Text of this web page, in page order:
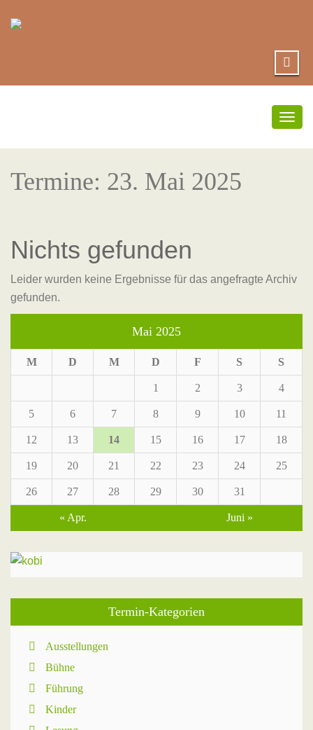
Termine: 23. Mai 2025
Nichts gefunden
Leider wurden keine Ergebnisse für das angefragte Archiv
gefunden.
Mai 2025
M D M D F S S
1 2 3 4
5 6 7 8 9 10 11
12 13 14 15 16 17 18
19 20 21 22 23 24 25
26 27 28 29 30 31
« Apr. Juni »
Termin-Kategorien
Ausstellungen
Bühne
Führung
Kinder